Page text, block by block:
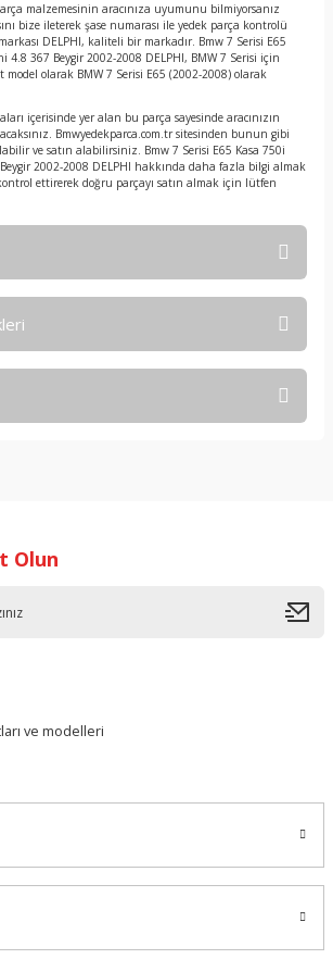
malzemesinin aracınıza uyumunu bilmiyorsanız
bize ileterek şase numarası ile yedek parça kontrolü
DELPHI, kaliteli bir markadır. Bmw 7 Serisi E65
4.8 367 Beygir 2002-2008 DELPHI, BMW 7 Serisi için
olarak BMW 7 Serisi E65 (2002-2008) olarak
içerisinde yer alan bu parça sayesinde aracınızın
Bmwyedekparca.com.tr sitesinden bunun gibi
ve satın alabilirsiniz. Bmw 7 Serisi E65 Kasa 750i
2002-2008 DELPHI hakkında daha fazla bilgi almak
ettirerek doğru parçayı satın almak için lütfen
bozuk veya görüntülenemiyor.
Olun
ve modelleri